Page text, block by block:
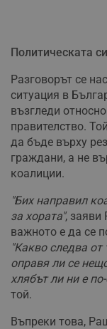
Политическата
Разговорът се
ситуация в
възгледи
правителство.
да бъде върху
граждани, а не
коалиции.
"Бих направил
за хората", заяви
важното е да се
"Какво следва
оправя ли се
хлябът ли ни е
той.
Въпреки това,